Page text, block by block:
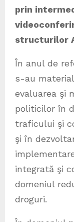
prin
structurilor
În anul de
s-au
evaluarea şi
politicilor în
traficului şi
şi în
integrată şi
domeniul
droguri.